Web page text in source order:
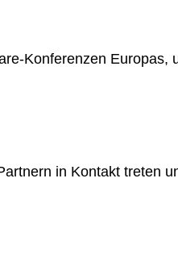
Konferenzen Europas,
in Kontakt treten